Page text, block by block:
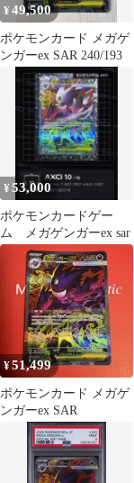
¥49,500
ポケモンカード メガゲ
ンガーex SAR 240/193
¥53,000
ポケモンカードゲー
ム メガゲンガーex sar
¥51,499
ポケモンカード メガゲ
ンガーex SAR